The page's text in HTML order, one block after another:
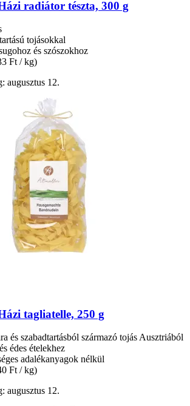
radiátor tészta, 300 g
tojásokkal
és szószokhoz
Ft / kg)
augusztus 12.
tagliatelle, 250 g
és szabadtartásból származó tojás Ausztriából
édes ételekhez
adalékanyagok nélkül
Ft / kg)
augusztus 12.